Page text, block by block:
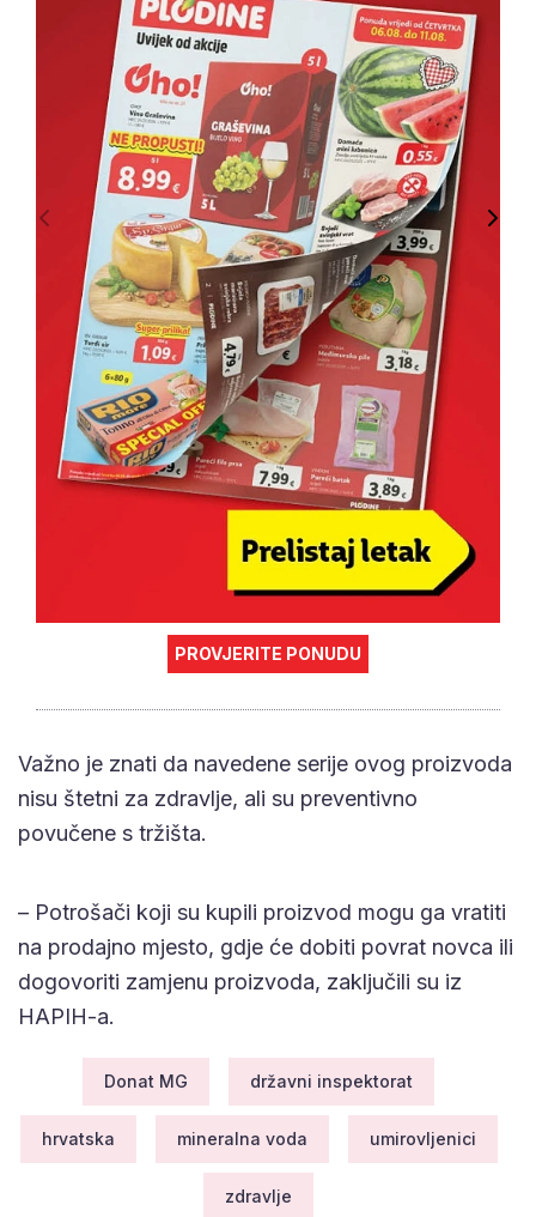
PROVJERITE PONUDU
Važno je znati da navedene serije ovog proizvoda
nisu štetni za zdravlje, ali su preventivno
povučene s tržišta.
– Potrošači koji su kupili proizvod mogu ga vratiti
na prodajno mjesto, gdje će dobiti povrat novca ili
dogovoriti zamjenu proizvoda, zaključili su iz
HAPIH-a.
Donat MG državni inspektorat
hrvatska mineralna voda umirovljenici
zdravlje